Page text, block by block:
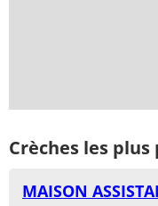
Crèches les plus
MAISON